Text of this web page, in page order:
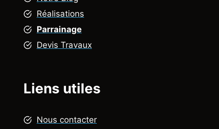
Réalisations
Parrainage
Devis Travaux
Liens utiles
Nous contacter